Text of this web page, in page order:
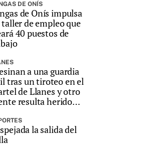
DE ONÍS
de Onís impulsa
de empleo que
40 puestos de
a una guardia
tras un tiroteo en el
de Llanes y otro
resulta herido
la salida del